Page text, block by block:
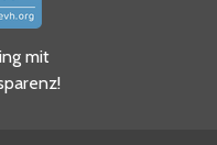
gelesen
mit